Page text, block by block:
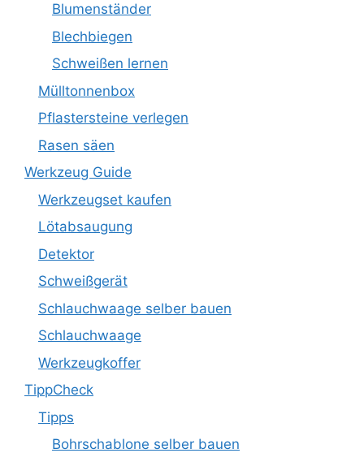
Blumenständer
Blechbiegen
Schweißen lernen
Mülltonnenbox
Pflastersteine verlegen
Rasen säen
Werkzeug Guide
Werkzeugset kaufen
Lötabsaugung
Detektor
Schweißgerät
Schlauchwaage selber bauen
Schlauchwaage
Werkzeugkoffer
TippCheck
Tipps
Bohrschablone selber bauen